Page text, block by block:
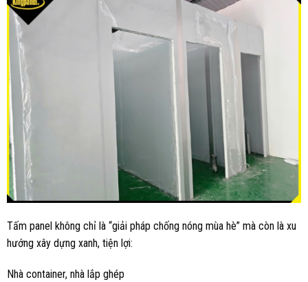
Tấm panel không chỉ là “giải pháp chống nóng mùa hè” mà còn là xu
hướng xây dựng xanh, tiện lợi:
Nhà container, nhà lắp ghép